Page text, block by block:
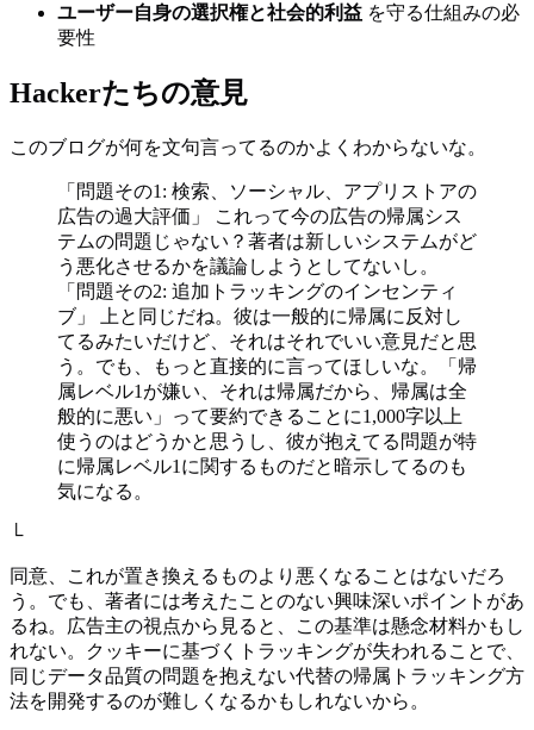
ユーザー自身の選択権と社会的利益 を守る仕組みの必
要性
Hackerたちの意見
このブログが何を文句言ってるのかよくわからないな。
「問題その1: 検索、ソーシャル、アプリストアの
広告の過大評価」 これって今の広告の帰属シス
テムの問題じゃない？著者は新しいシステムがど
う悪化させるかを議論しようとしてないし。
「問題その2: 追加トラッキングのインセンティ
ブ」 上と同じだね。彼は一般的に帰属に反対し
てるみたいだけど、それはそれでいい意見だと思
う。でも、もっと直接的に言ってほしいな。「帰
属レベル1が嫌い、それは帰属だから、帰属は全
般的に悪い」って要約できることに1,000字以上
使うのはどうかと思うし、彼が抱えてる問題が特
に帰属レベル1に関するものだと暗示してるのも
気になる。
└
同意、これが置き換えるものより悪くなることはないだろ
う。でも、著者には考えたことのない興味深いポイントがあ
るね。広告主の視点から見ると、この基準は懸念材料かもし
れない。クッキーに基づくトラッキングが失われることで、
同じデータ品質の問題を抱えない代替の帰属トラッキング方
法を開発するのが難しくなるかもしれないから。